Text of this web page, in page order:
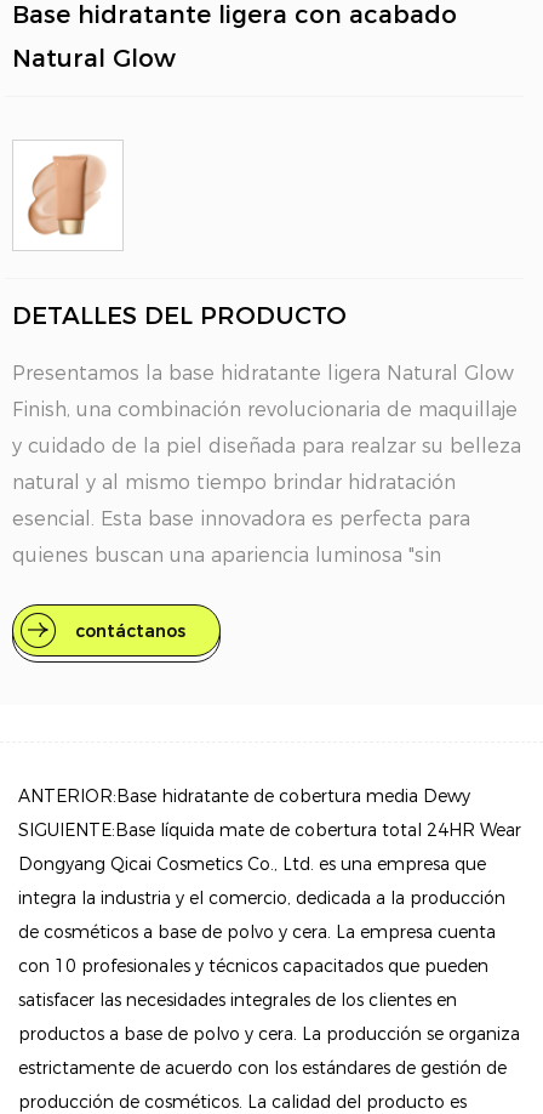
Base hidratante ligera con acabado
Natural Glow
DETALLES DEL PRODUCTO
Presentamos la base hidratante ligera Natural Glow
Finish, una combinación revolucionaria de maquillaje
y cuidado de la piel diseñada para realzar su belleza
natural y al mismo tiempo brindar hidratación
esencial. Esta base innovadora es perfecta para
quienes buscan una apariencia luminosa "sin
piel.
asegurando que su piel permanezca hidratada
durante todo el día. Dile adiós a la sequedad y
saluda a un cutis radiante.
Cobertura ligera: Ofreciendo una cobertura entre
transparente y moderada, esta base unifica sin
esfuerzo el tono de la piel sin sentirla pesada. Su
textura transpirable permite que tu piel brille,
Beneficios para el cuidado de la piel: Más que una
contáctanos
ANTERIOR:Base hidratante de cobertura media Dewy
SIGUIENTE:Base líquida mate de cobertura total 24HR Wear
Dongyang Qicai Cosmetics Co., Ltd. es una empresa que
integra la industria y el comercio, dedicada a la producción
de cosméticos a base de polvo y cera. La empresa cuenta
con 10 profesionales y técnicos capacitados que pueden
satisfacer las necesidades integrales de los clientes en
productos a base de polvo y cera. La producción se organiza
estrictamente de acuerdo con los estándares de gestión de
producción de cosméticos. La calidad del producto es